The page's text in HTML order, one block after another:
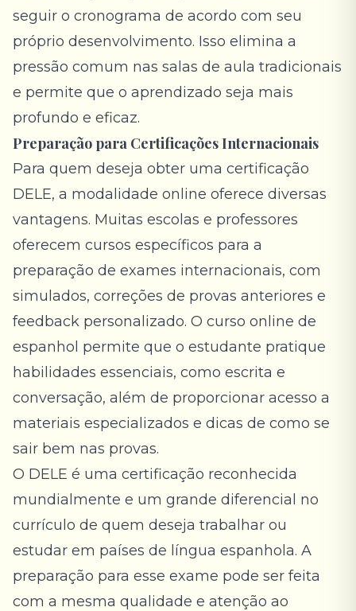
seguir o cronograma de acordo com seu
próprio desenvolvimento. Isso elimina a
pressão comum nas salas de aula tradicionais
e permite que o aprendizado seja mais
profundo e eficaz.
Preparação para Certificações Internacionais
Para quem deseja obter uma certificação
DELE, a modalidade online oferece diversas
vantagens. Muitas escolas e professores
oferecem cursos específicos para a
preparação de exames internacionais, com
simulados, correções de provas anteriores e
feedback personalizado. O curso online de
espanhol permite que o estudante pratique
habilidades essenciais, como escrita e
conversação, além de proporcionar acesso a
materiais especializados e dicas de como se
sair bem nas provas.
O DELE é uma certificação reconhecida
mundialmente e um grande diferencial no
currículo de quem deseja trabalhar ou
estudar em países de língua espanhola. A
preparação para esse exame pode ser feita
com a mesma qualidade e atenção ao